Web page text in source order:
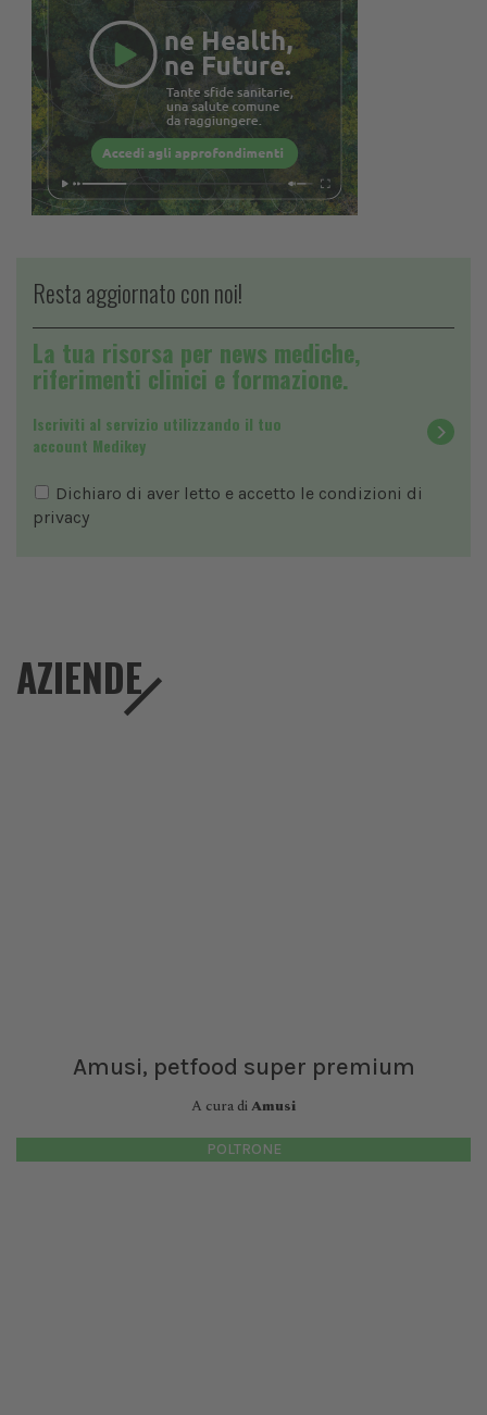
Resta aggiornato con noi!
La tua risorsa per news mediche,
riferimenti clinici e formazione.
Iscriviti al servizio utilizzando il tuo
account Medikey
Dichiaro di aver letto e accetto le condizioni di
privacy
AZIENDE
Amusi, petfood super premium
A cura diAmusi
POLTRONE